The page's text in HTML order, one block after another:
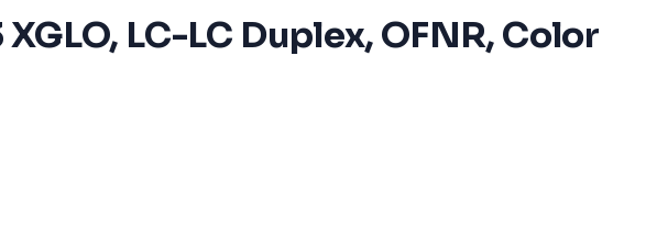
LC-LC Duplex, OFNR, Color